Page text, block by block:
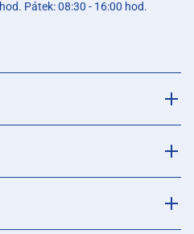
Pátek: 08:30 - 16:00 hod.